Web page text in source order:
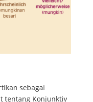
sebagai
tentang Konjunktiv